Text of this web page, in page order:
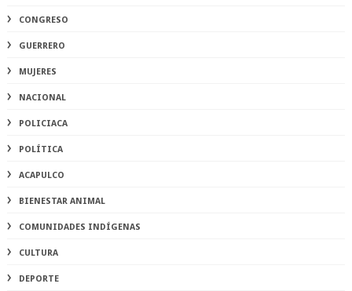
CONGRESO
GUERRERO
MUJERES
NACIONAL
POLICIACA
POLÍTICA
ACAPULCO
BIENESTAR ANIMAL
COMUNIDADES INDÍGENAS
CULTURA
DEPORTE